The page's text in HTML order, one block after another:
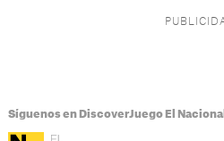
Síguenos en DiscoverJuego El Nacional